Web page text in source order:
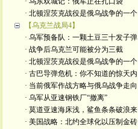
· 北顿涅茨克战役是俄乌战争的一个
【乌克兰战局4】
· 乌军预备队：一颗土豆三十发子弹
· 战争后乌克兰可能被分为三截
· 北顿涅茨克战役是俄乌战争的一个
· 古巴导弹危机：你不知道的惊天内
· 当前俄军作战方略与俄乌战争走向
· 乌军从亚速钢铁厂“撤离”
· 莫道亚速海床浅，鲨鱼条条破浪来
· 美国战略：北约全球化以压制金砖